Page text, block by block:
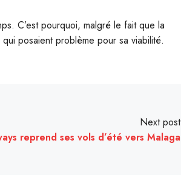
C’est pourquoi, malgré le fait que la
posaient problème pour sa viabilité.
Next post
reprend ses vols d’été vers Malaga